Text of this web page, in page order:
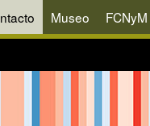
Museo FCNyM